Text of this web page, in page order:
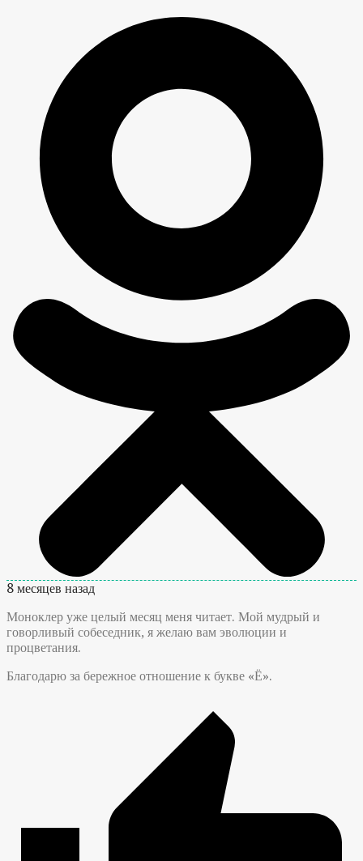
8 месяцев назад
Моноклер уже целый месяц меня читает. Мой мудрый и
говорливый собеседник, я желаю вам эволюции и
процветания.
Благодарю за бережное отношение к букве «Ё».